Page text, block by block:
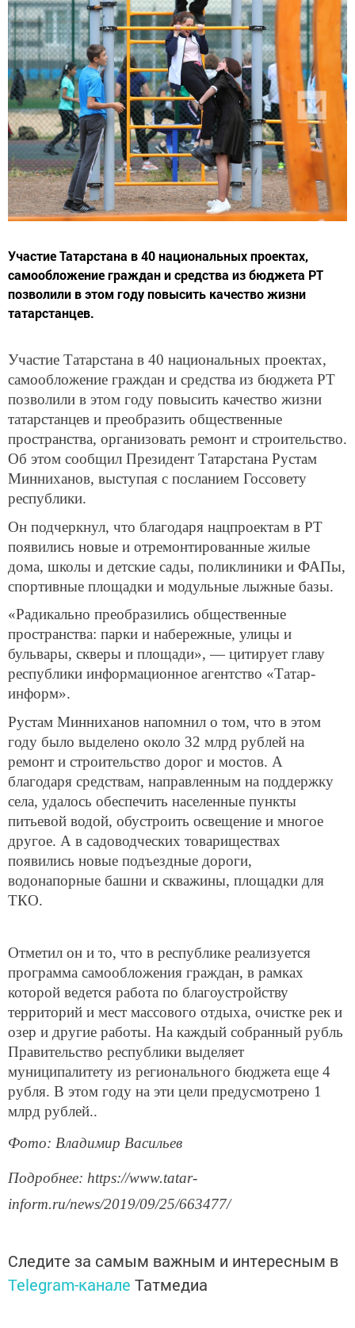
Участие Татарстана в 40 национальных проектах,
самообложение граждан и средства из бюджета РТ
позволили в этом году повысить качество жизни
татарстанцев.
Участие Татарстана в 40 национальных проектах,
самообложение граждан и средства из бюджета РТ
позволили в этом году повысить качество жизни
татарстанцев и преобразить общественные
пространства, организовать ремонт и строительство.
Об этом сообщил Президент Татарстана Рустам
Минниханов, выступая с посланием Госсовету
республики.
Он подчеркнул, что благодаря нацпроектам в РТ
появились новые и отремонтированные жилые
дома, школы и детские сады, поликлиники и ФАПы,
спортивные площадки и модульные лыжные базы.
«Радикально преобразились общественные
пространства: парки и набережные, улицы и
бульвары, скверы и площади», — цитирует главу
республики информационное агентство «Татар-
информ».
Рустам Минниханов напомнил о том, что в этом
году было выделено около 32 млрд рублей на
ремонт и строительство дорог и мостов. А
благодаря средствам, направленным на поддержку
села, удалось обеспечить населенные пункты
питьевой водой, обустроить освещение и многое
другое. А в садоводческих товариществах
появились новые подъездные дороги,
водонапорные башни и скважины, площадки для
ТКО.
Отметил он и то, что в республике реализуется
программа самообложения граждан, в рамках
которой ведется работа по благоустройству
территорий и мест массового отдыха, очистке рек и
озер и другие работы. На каждый собранный рубль
Правительство республики выделяет
муниципалитету из регионального бюджета еще 4
рубля. В этом году на эти цели предусмотрено 1
млрд рублей..
Фото: Владимир Васильев
Подробнее: https://www.tatar-
inform.ru/news/2019/09/25/663477/
Следите за самым важным и интересным в
Telegram-канале Татмедиа